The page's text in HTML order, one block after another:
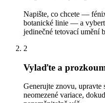
Napište, co chcete —
botanické linie — a
jedinečné tetovací umění
2
Vylaďte a
Generujte znovu, upravte
neomezené variace,